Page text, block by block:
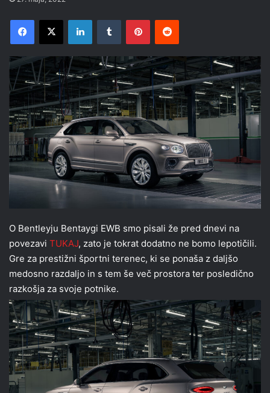
Facebook
X LinkedInTumblr PinterestReddit
O Bentleyju Bentaygi EWB smo pisali že pred dnevi na
povezavi TUKAJ, zato je tokrat dodatno ne bomo lepotičili.
Gre za prestižni športni terenec, ki se ponaša z daljšo
medosno razdaljo in s tem še več prostora ter posledično
razkošja za svoje potnike.